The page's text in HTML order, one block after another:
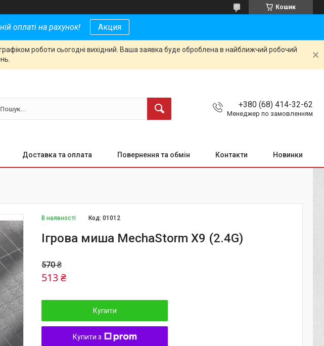
Кошик
оплаті на рахунок! Акция
роботи сьогодні вихідний. Ваша заявка буде оброблена в найближчий робочий
+380 (68) 414-32-62
Менеджер по замовленням
Доставка та оплата Повернення та обмін Контакти Новинки
В наявності Код:01012
Ігрова миша MechaStorm X9 (2.4G)
570 ₴
513 ₴
Купити
Купити з